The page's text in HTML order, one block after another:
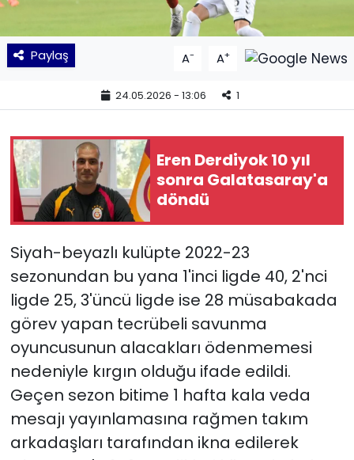
Paylaş A- A+
24.05.2026 - 13:06 1
Eren Derdiyok 10 yıl
sonra Galatasaray'a
döndü
Siyah-beyazlı kulüpte 2022-23
sezonundan bu yana 1'inci ligde 40, 2'nci
ligde 25, 3'üncü ligde ise 28 müsabakada
görev yapan tecrübeli savunma
oyuncusunun alacakları ödenmemesi
nedeniyle kırgın olduğu ifade edildi.
Geçen sezon bitime 1 hafta kala veda
mesajı yayınlamasına rağmen takım
arkadaşları tarafından ikna edilerek
Siyaset
SPOR
TEKNOLOJİ
Yaşam
YEREL POLİTİKA
YEREL YÖNETİMLER
Yurt